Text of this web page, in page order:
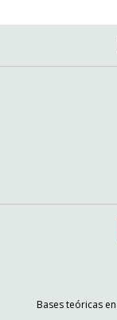
Bases teóricas